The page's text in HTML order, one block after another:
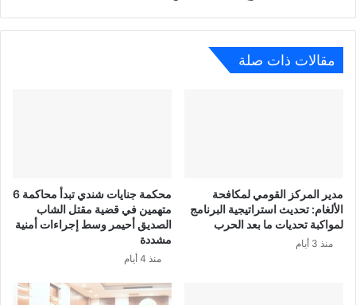
مقالات ذات صلة
مدير المركز القومي لمكافحة
الألغام: تحديث استراتيجية البرنامج
لمواكبة تحديات ما بعد الحرب
منذ 3 أيام
محكمة جنايات شندي تبدأ محاكمة 6
متهمين في قضية مقتل الشاب
الصديق أحيمر وسط إجراءات أمنية
مشددة
منذ 4 أيام